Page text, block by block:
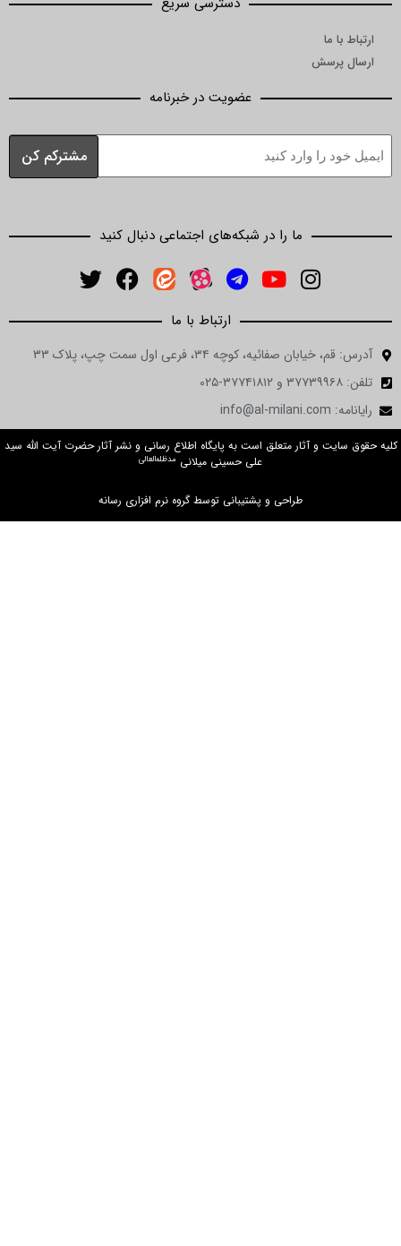
ارتباط با ما
ارسال پرسش
عضویت در خبرنامه
ما را در شبکه‌های اجتماعی دنبال کنید
ارتباط با ما
آدرس: قم، خیابان صفائیه، کوچه ۳۴، فرعی اول سمت چپ، پلاک ۳۳
تلفن: ۳۷۷۳۹۹۶۸ و ۳۷۷۴۱۸۱۲-۰۲۵
رایانامه: info@al-milani.com
کلیه حقوق سایت و آثار متعلق است به پایگاه اطلاع رسانی و نشر آثار حضرت آیت الله سید
علی حسینی میلانی مدظله‌العالی
طراحی و پشتیبانی توسط گروه نرم افزاری رسانه